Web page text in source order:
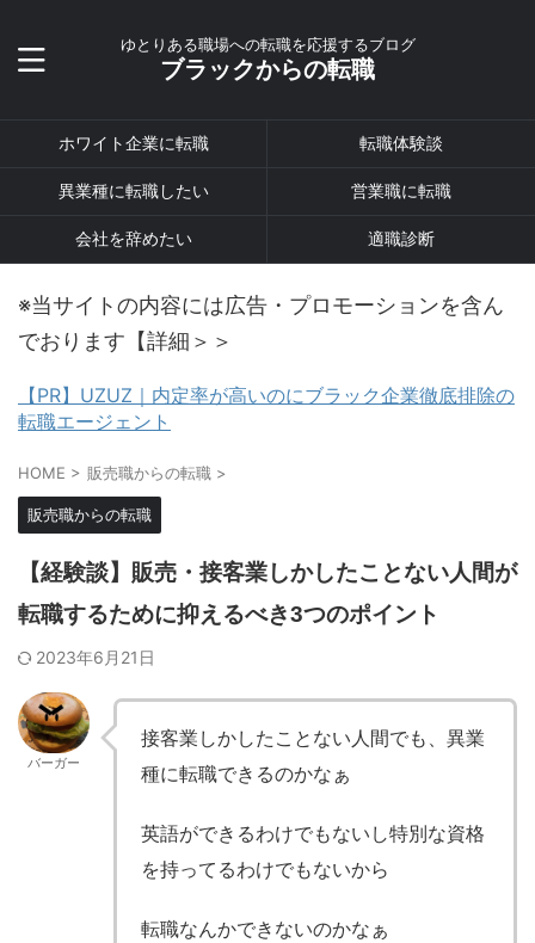
ゆとりある職場への転職を応援するブログ
ブラックからの転職
ホワイト企業に転職 転職体験談
異業種に転職したい 営業職に転職
会社を辞めたい 適職診断
※当サイトの内容には広告・プロモーションを含ん
でおります【詳細＞＞
【PR】UZUZ｜内定率が高いのにブラック企業徹底排除の
転職エージェント
HOME > 販売職からの転職 >
販売職からの転職
【経験談】販売・接客業しかしたことない人間が
転職するために抑えるべき3つのポイント
2023年6月21日
バーガー
接客業しかしたことない人間でも、異業
種に転職できるのかなぁ
英語ができるわけでもないし特別な資格
を持ってるわけでもないから
転職なんかできないのかなぁ